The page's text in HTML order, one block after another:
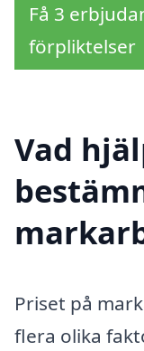
Få 3
förpliktelser
Vad
Priset på
flera olika